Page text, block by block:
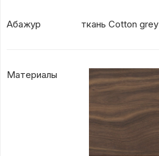
Абажур ткань Cotton grey
Материалы